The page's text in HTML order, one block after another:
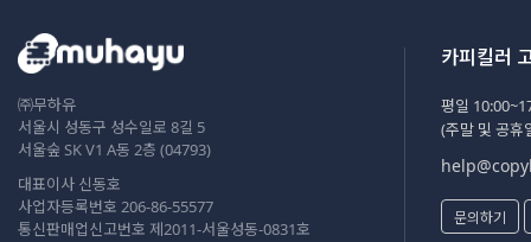
㈜무하유
서울시 성동구 성수일로 8길 5
서울숲 SK V1 A동 2층 (04793)
대표이사 신동호
사업자등록번호 206-86-55577
통신판매업신고번호 제2011-서울성동-0831호
카피킬러
평일
(주말 및 공휴
문의하기